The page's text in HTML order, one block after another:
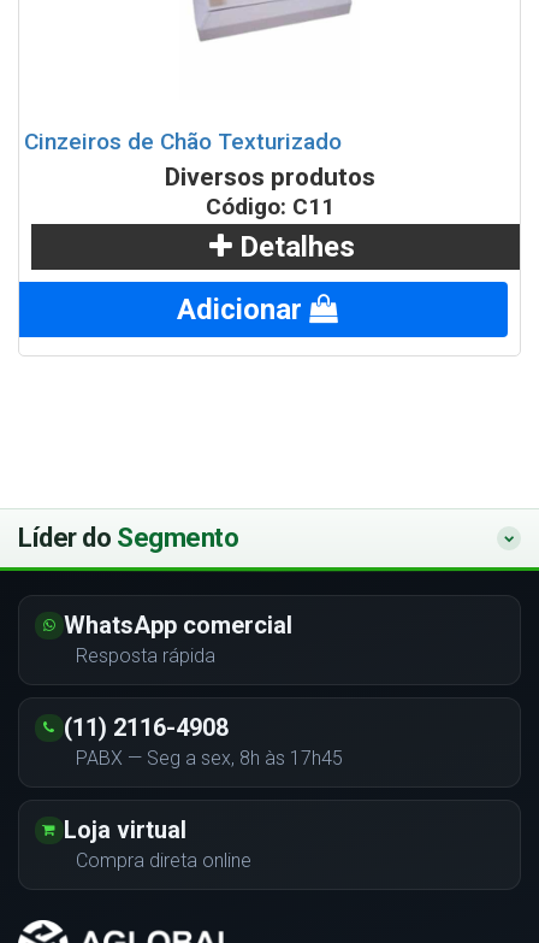
Cinzeiros de Chão Texturizado
Diversos produtos
Código: C11
Detalhes
Adicionar
Líder do Segmento
WhatsApp comercial
Resposta rápida
(11) 2116-4908
PABX — Seg a sex, 8h às 17h45
Loja virtual
Compra direta online